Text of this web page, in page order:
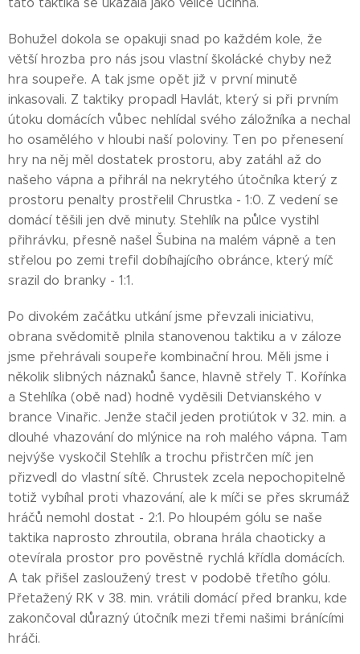
Bohužel dokola se opakuji snad po každém kole, že
větší hrozba pro nás jsou vlastní školácké chyby než
hra soupeře. A tak jsme opět již v první minutě
inkasovali. Z taktiky propadl Havlát, který si při prvním
útoku domácích vůbec nehlídal svého záložníka a nechal
ho osamělého v hloubi naší poloviny. Ten po přenesení
hry na něj měl dostatek prostoru, aby zatáhl až do
našeho vápna a přihrál na nekrytého útočníka který z
prostoru penalty prostřelil Chrustka - 1:0. Z vedení se
domácí těšili jen dvě minuty. Stehlík na půlce vystihl
přihrávku, přesně našel Šubina na malém vápně a ten
střelou po zemi trefil dobíhajícího obránce, který míč
srazil do branky - 1:1.
Po divokém začátku utkání jsme převzali iniciativu,
obrana svědomitě plnila stanovenou taktiku a v záloze
jsme přehrávali soupeře kombinační hrou. Měli jsme i
několik slibných náznaků šance, hlavně střely T. Kořínka
a Stehlíka (obě nad) hodně vyděsili Detvianského v
brance Vinařic. Jenže stačil jeden protiútok v 32. min. a
dlouhé vhazování do mlýnice na roh malého vápna. Tam
nejvýše vyskočil Stehlík a trochu přistrčen míč jen
přizvedl do vlastní sítě. Chrustek zcela nepochopitelně
totiž vybíhal proti vhazování, ale k míči se přes skrumáž
hráčů nemohl dostat - 2:1. Po hloupém gólu se naše
taktika naprosto zhroutila, obrana hrála chaoticky a
otevírala prostor pro pověstně rychlá křídla domácích.
A tak přišel zasloužený trest v podobě třetího gólu.
Přetažený RK v 38. min. vrátili domácí před branku, kde
zakončoval důrazný útočník mezi třemi našimi bránícími
hráči.